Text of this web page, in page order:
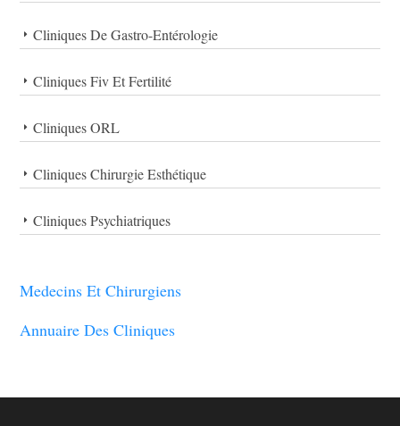
Cliniques De Gastro-Entérologie
Cliniques Fiv Et Fertilité
Cliniques ORL
Cliniques Chirurgie Esthétique
Cliniques Psychiatriques
Medecins Et Chirurgiens
Annuaire Des Cliniques